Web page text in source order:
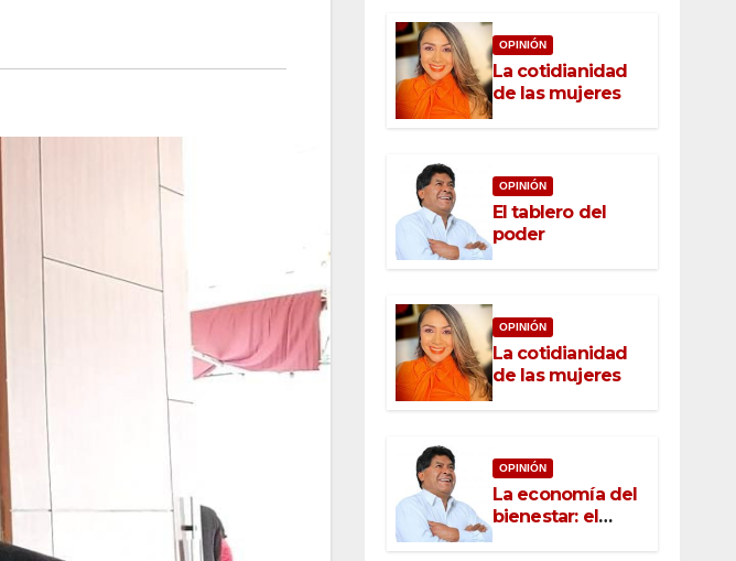
OPINIÓN
La cotidianidad
de las mujeres
OPINIÓN
El tablero del
poder
OPINIÓN
La cotidianidad
de las mujeres
OPINIÓN
La economía del
bienestar: el
nuevo rostro del